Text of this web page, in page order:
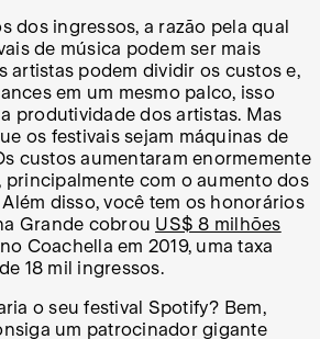
dos ingressos, a razão pela qual
de música podem ser mais
artistas podem dividir os custos e,
em um mesmo palco, isso
produtividade dos artistas. Mas
os festivais sejam máquinas de
custos aumentaram enormemente
com o aumento dos
disso, você tem os honorários
Grande cobrou US$ 8 milhões
Coachella em 2019, uma taxa
18 mil ingressos.
o seu festival Spotify? Bem,
um patrocinador gigante